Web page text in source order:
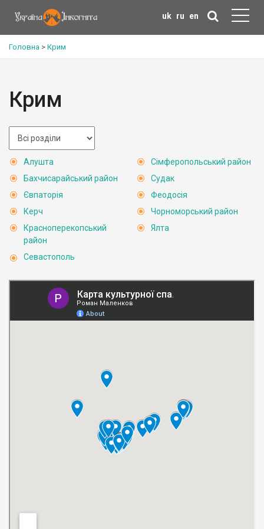
uk ru en
Головна > Крим
Крим
Алушта
Бахчисарайський район
Євпаторія
Керч
Красноперекопський
район
Севастополь
Сімферопольський район
Судак
Феодосія
Чорноморський район
Ялта